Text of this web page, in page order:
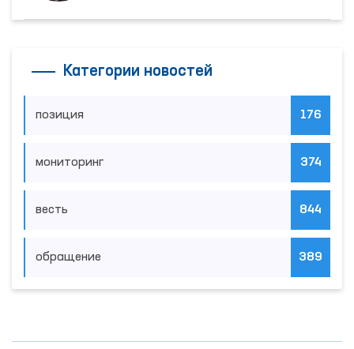
Категории новостей
позиция 176
мониторинг 374
весть 844
обращение 389